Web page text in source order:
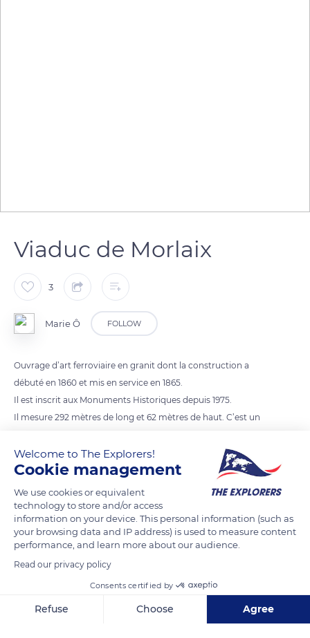
Viaduc de Morlaix
3
Marie Ô FOLLOW
Ouvrage d’art ferroviaire en granit dont la construction a
débuté en 1860 et mis en service en 1865.
Il est inscrit aux Monuments Historiques depuis 1975.
Il mesure 292 mètres de long et 62 mètres de haut. C’est un
READ MORE TRANSLATE
Welcome to The Explorers!
Cookie management
We use cookies or equivalent
technology to store and/or access
information on your device. This personal information (such as
your browsing data and IP address) is used to measure content
performance, and learn more about our audience.
Read our privacy policy
Consents certified by
Refuse Choose Agree